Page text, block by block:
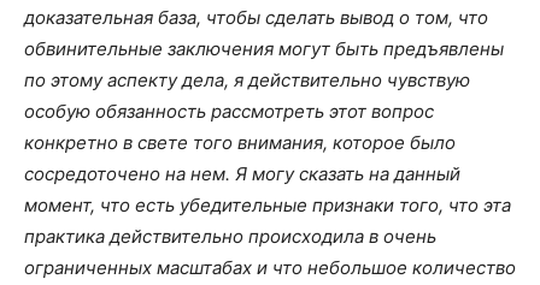
доказательная база, чтобы сделать вывод о том, что
обвинительные заключения могут быть предъявлены
по этому аспекту дела, я действительно чувствую
особую обязанность рассмотреть этот вопрос
конкретно в свете того внимания, которое было
сосредоточено на нем. Я могу сказать на данный
момент, что есть убедительные признаки того, что эта
практика действительно происходила в очень
ограниченных масштабах и что небольшое количество